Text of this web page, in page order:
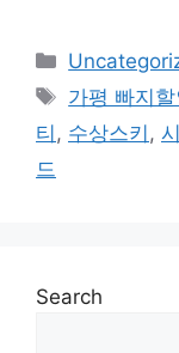
Categories
Tags
가평 빠지
티 , 수상스키 ,
드
Search